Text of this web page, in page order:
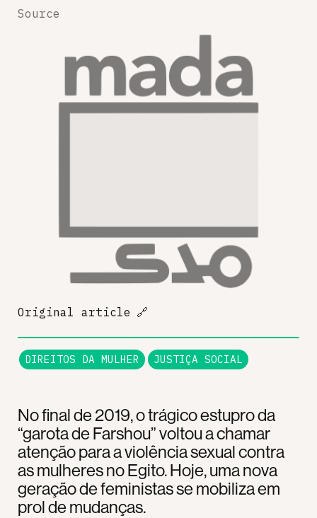
No final de 2019, o trágico estupro da
“garota de Farshou” voltou a chamar
atenção para a violência sexual contra
as mulheres no Egito. Hoje, uma nova
geração de feministas se mobiliza em
prol de mudanças.
Source
Original article 🔗
DIREITOS DA MULHER JUSTIÇA SOCIAL